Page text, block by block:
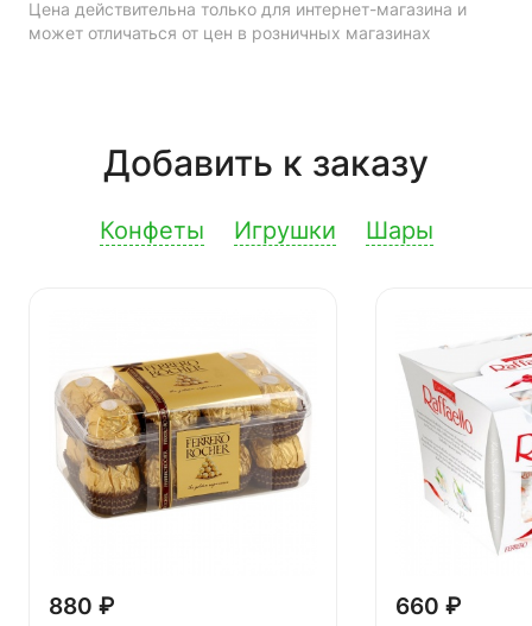
Цена действительна только для интернет-магазина и
может отличаться от цен в розничных магазинах
Добавить к заказу
Конфеты Игрушки Шары
880 ₽ 660 ₽